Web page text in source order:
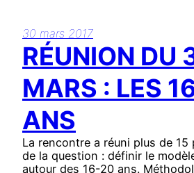
30 mars 2017
RÉUNION DU
MARS : LES
ANS
La rencontre a réuni plus de
de la question : définir le
autour des 16-20 ans.